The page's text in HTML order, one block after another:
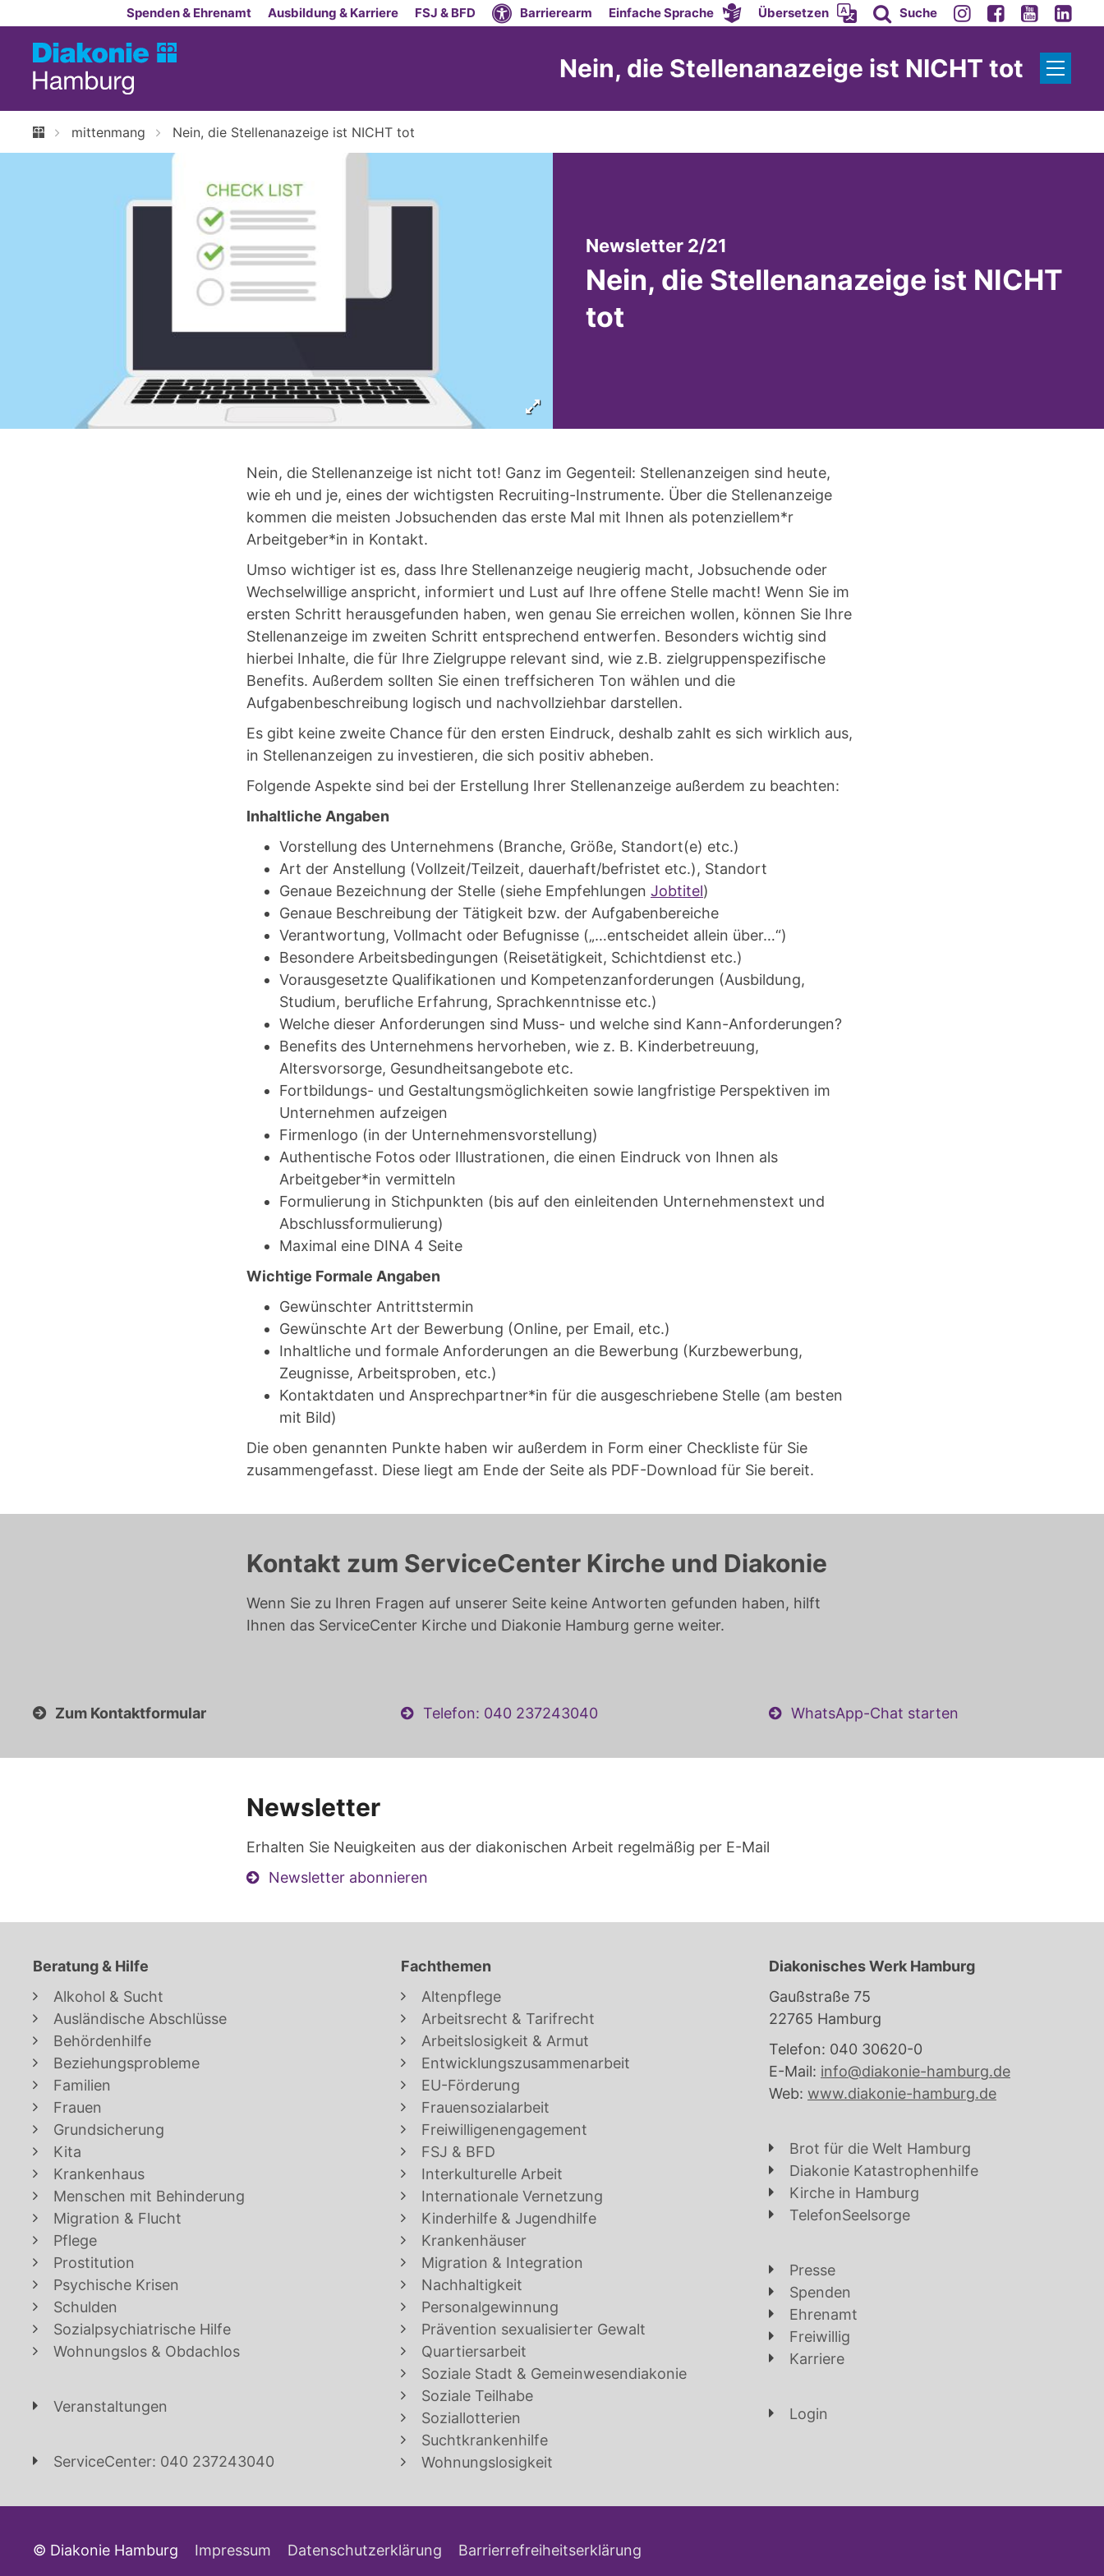
Zum Inhalt springenSpenden & Ehrenamt Ausbildung & Karriere FSJ & BFD Barrierearm Einfache Sprache Übersetzen Suche
Nein, die Stellenanazeige ist NICHT tot
mittenmang Nein, die Stellenanazeige ist NICHT tot
Newsletter 2/21
Nein, die Stellenanazeige ist NICHT
tot
Nein, die Stellenanzeige ist nicht tot! Ganz im Gegenteil: Stellenanzeigen sind heute,
wie eh und je, eines der wichtigsten Recruiting-Instrumente. Über die Stellenanzeige
kommen die meisten Jobsuchenden das erste Mal mit Ihnen als potenziellem*r
Arbeitgeber*in in Kontakt.
Umso wichtiger ist es, dass Ihre Stellenanzeige neugierig macht, Jobsuchende oder
Wechselwillige anspricht, informiert und Lust auf Ihre offene Stelle macht! Wenn Sie im
ersten Schritt herausgefunden haben, wen genau Sie erreichen wollen, können Sie Ihre
Stellenanzeige im zweiten Schritt entsprechend entwerfen. Besonders wichtig sind
hierbei Inhalte, die für Ihre Zielgruppe relevant sind, wie z.B. zielgruppenspezifische
Benefits. Außerdem sollten Sie einen treffsicheren Ton wählen und die
Aufgabenbeschreibung logisch und nachvollziehbar darstellen.
Es gibt keine zweite Chance für den ersten Eindruck, deshalb zahlt es sich wirklich aus,
in Stellenanzeigen zu investieren, die sich positiv abheben.
Folgende Aspekte sind bei der Erstellung Ihrer Stellenanzeige außerdem zu beachten:
Inhaltliche Angaben
Vorstellung des Unternehmens (Branche, Größe, Standort(e) etc.)
Art der Anstellung (Vollzeit/Teilzeit, dauerhaft/befristet etc.), Standort
Genaue Bezeichnung der Stelle (siehe Empfehlungen Jobtitel)
Genaue Beschreibung der Tätigkeit bzw. der Aufgabenbereiche
Verantwortung, Vollmacht oder Befugnisse („…entscheidet allein über…“)
Besondere Arbeitsbedingungen (Reisetätigkeit, Schichtdienst etc.)
Vorausgesetzte Qualifikationen und Kompetenzanforderungen (Ausbildung,
Studium, berufliche Erfahrung, Sprachkenntnisse etc.)
Welche dieser Anforderungen sind Muss- und welche sind Kann-Anforderungen?
Benefits des Unternehmens hervorheben, wie z. B. Kinderbetreuung,
Altersvorsorge, Gesundheitsangebote etc.
Fortbildungs- und Gestaltungsmöglichkeiten sowie langfristige Perspektiven im
Unternehmen aufzeigen
Firmenlogo (in der Unternehmensvorstellung)
Authentische Fotos oder Illustrationen, die einen Eindruck von Ihnen als
Arbeitgeber*in vermitteln
Formulierung in Stichpunkten (bis auf den einleitenden Unternehmenstext und
Abschlussformulierung)
Maximal eine DINA 4 Seite
Wichtige Formale Angaben
Gewünschter Antrittstermin
Gewünschte Art der Bewerbung (Online, per Email, etc.)
Inhaltliche und formale Anforderungen an die Bewerbung (Kurzbewerbung,
Zeugnisse, Arbeitsproben, etc.)
Kontaktdaten und Ansprechpartner*in für die ausgeschriebene Stelle (am besten
mit Bild)
Die oben genannten Punkte haben wir außerdem in Form einer Checkliste für Sie
zusammengefasst. Diese liegt am Ende der Seite als PDF-Download für Sie bereit.
Kontakt zum ServiceCenter Kirche und Diakonie
Wenn Sie zu Ihren Fragen auf unserer Seite keine Antworten gefunden haben, hilft
Ihnen das ServiceCenter Kirche und Diakonie Hamburg gerne weiter.
Zum Kontaktformular Telefon: 040 237243040 WhatsApp-Chat starten
Newsletter
Erhalten Sie Neuigkeiten aus der diakonischen Arbeit regelmäßig per E-Mail
Newsletter abonnieren
Beratung & Hilfe
Alkohol & Sucht
Ausländische Abschlüsse
Behördenhilfe
Beziehungsprobleme
Familien
Frauen
Grundsicherung
Kita
Krankenhaus
Menschen mit Behinderung
Migration & Flucht
Pflege
Prostitution
Psychische Krisen
Schulden
Sozialpsychiatrische Hilfe
Wohnungslos & Obdachlos
Veranstaltungen
ServiceCenter: 040 237243040
Fachthemen
Altenpflege
Arbeitsrecht & Tarifrecht
Arbeitslosigkeit & Armut
Entwicklungszusammenarbeit
EU-Förderung
Frauensozialarbeit
Freiwilligenengagement
FSJ & BFD
Interkulturelle Arbeit
Internationale Vernetzung
Kinderhilfe & Jugendhilfe
Krankenhäuser
Migration & Integration
Nachhaltigkeit
Personalgewinnung
Prävention sexualisierter Gewalt
Quartiersarbeit
Soziale Stadt & Gemeinwesendiakonie
Soziale Teilhabe
Soziallotterien
Suchtkrankenhilfe
Wohnungslosigkeit
Diakonisches Werk Hamburg
Gaußstraße 75
22765 Hamburg
Telefon: 040 30620-0
E-Mail: info@diakonie-hamburg.de
Web: www.diakonie-hamburg.de
Brot für die Welt Hamburg
Diakonie Katastrophenhilfe
Kirche in Hamburg
TelefonSeelsorge
Presse
Spenden
Ehrenamt
Freiwillig
Karriere
Login
© Diakonie Hamburg Impressum Datenschutzerklärung Barrierrefreiheitserklärung